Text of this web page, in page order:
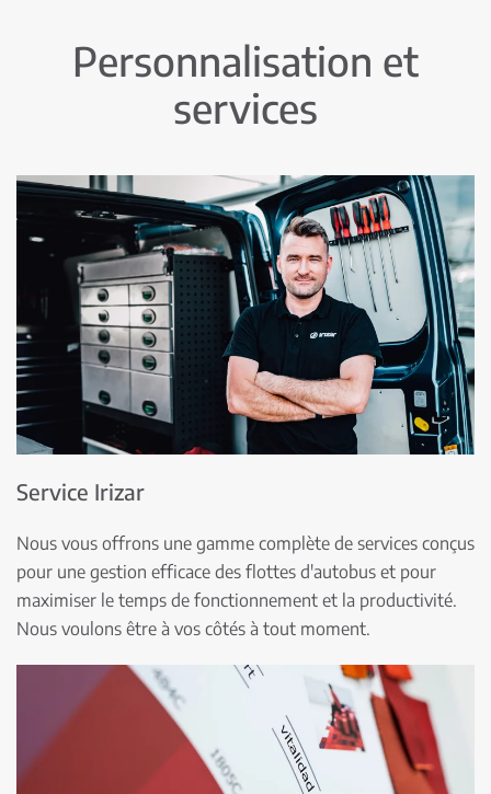
Personnalisation et
services
Service Irizar
Nous vous offrons une gamme complète de services conçus
pour une gestion efficace des flottes d'autobus et pour
maximiser le temps de fonctionnement et la productivité.
Nous voulons être à vos côtés à tout moment.